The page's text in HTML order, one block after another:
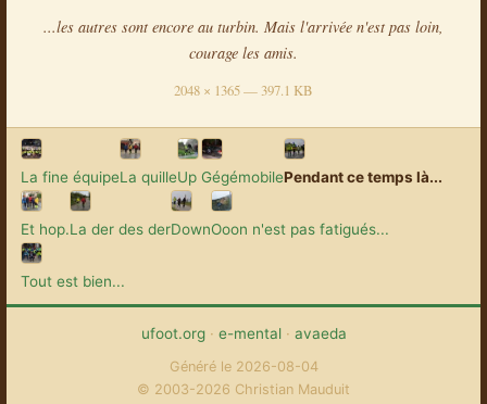
...les autres sont encore au turbin. Mais l'arrivée n'est pas loin,
courage les amis.
2048 × 1365 — 397.1 KB
La fine équipeLa quilleUp GégémobilePendant ce temps là...
Et hop.La der des derDownOoon n'est pas fatigués...
Tout est bien...
ufoot.org· e-mental· avaeda
Généré le 2026-08-04
© 2003-2026 Christian Mauduit